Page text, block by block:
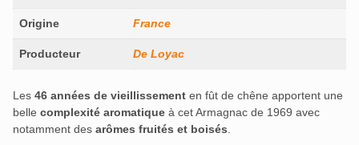
Origine France
Producteur De Loyac
Les 46 années de vieillissement en fût de chêne apportent une
belle complexité aromatique à cet Armagnac de 1969 avec
notamment des arômes fruités et boisés.